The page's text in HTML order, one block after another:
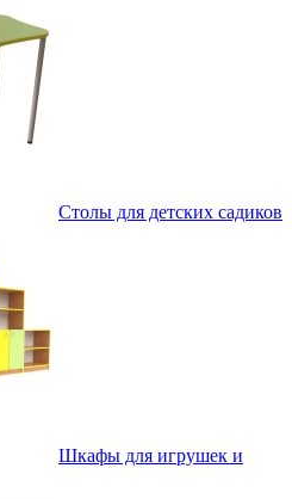
Столы для детских садиков
Шкафы для игрушек и